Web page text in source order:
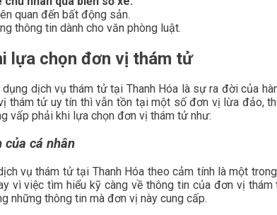
quan đến bất động sản.
thông tin dành cho văn phòng luật.
lựa chọn đơn vị thám tử
dịch vụ thám tử tại Thanh Hóa là sự ra đời của
thám tử uy tín thì vẫn tồn tại một số đơn vị lừa đảo,
vấp phải khi lựa chọn đơn vị thám tử như:
của cá nhân
vụ thám tử tại Thanh Hóa theo cảm tính là một
vì việc tìm hiểu kỹ càng về thông tin của đơn vị
những thông tin mà đơn vị này cung cấp.